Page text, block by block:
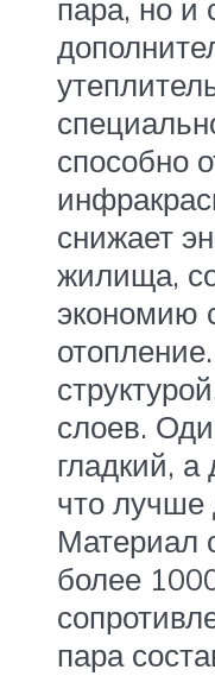
пара, но и
способно
снижает
жилища,
экономию
слоев.
гладкий,
что лучше
Материал
более
пара